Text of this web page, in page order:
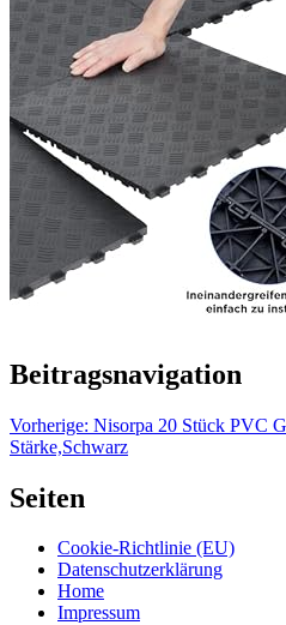
Beitragsnavigation
Vorherige: Nisorpa 20 Stück PVC
Stärke,Schwarz
Seiten
Cookie-Richtlinie (EU)
Datenschutzerklärung
Home
Impressum